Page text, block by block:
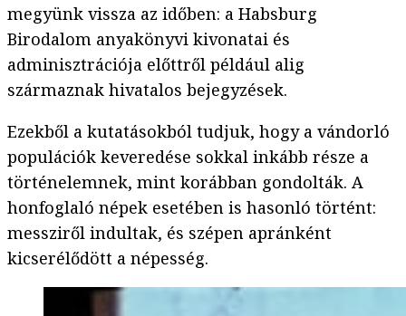
megyünk vissza az időben: a Habsburg
Birodalom anyakönyvi kivonatai és
adminisztrációja előttről például alig
származnak hivatalos bejegyzések.
Ezekből a kutatásokból tudjuk, hogy a vándorló
populációk keveredése sokkal inkább része a
történelemnek, mint korábban gondolták. A
honfoglaló népek esetében is hasonló történt:
messziről indultak, és szépen apránként
kicserélődött a népesség.